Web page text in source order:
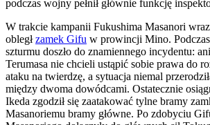
podczas wojny pełnił głównie funkcję
W trakcie kampanii Fukushima Masanori
obległzamek Gifu w prowincji Mino.
szturmu doszło do znamiennego incydentu:
Terumasa nie chcieli ustąpić sobie prawa do
ataku na twierdzę, a sytuacja niemal
między dwoma dowódcami. Ostatecznie
Ikeda zgodził się zaatakować tylne bramy
Masanoriemu bramy główne. Po zdobyciu